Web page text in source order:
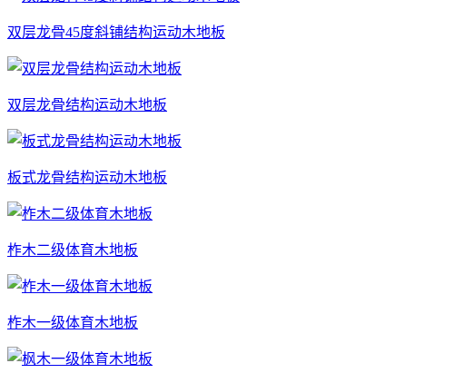
双层龙骨45度斜铺结构运动木地板
双层龙骨结构运动木地板
板式龙骨结构运动木地板
柞木二级体育木地板
柞木一级体育木地板